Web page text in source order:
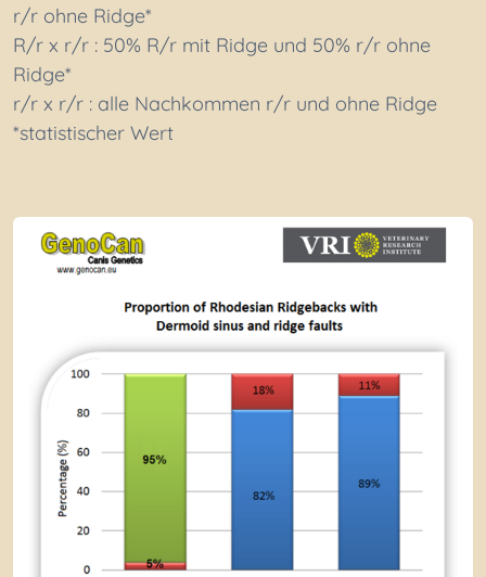
r/r ohne Ridge*
R/r x r/r : 50% R/r mit Ridge und 50% r/r ohne
Ridge*
r/r x r/r : alle Nachkommen r/r und ohne Ridge
*statistischer Wert